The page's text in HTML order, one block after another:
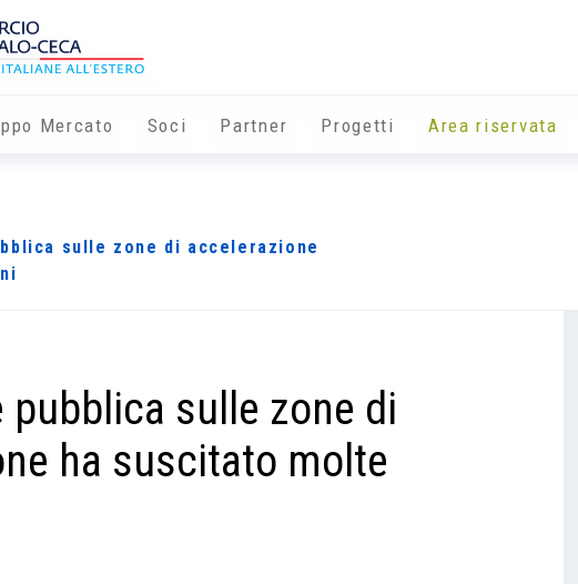
Mercato Soci Partner Progetti Area riservata
sulle zone di accelerazione
pubblica sulle zone di
ha suscitato molte